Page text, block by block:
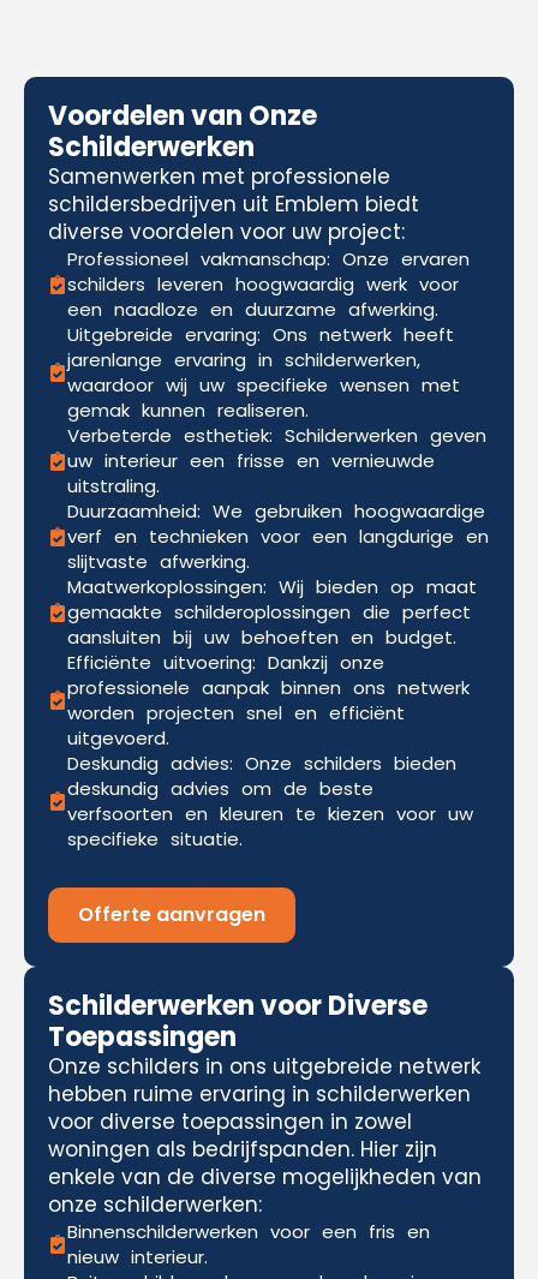
Voordelen van Onze
Schilderwerken
Samenwerken met professionele
schildersbedrijven uit Emblem biedt
diverse voordelen voor uw project:
Professioneel vakmanschap: Onze ervaren
schilders leveren hoogwaardig werk voor
een naadloze en duurzame afwerking.
Uitgebreide ervaring: Ons netwerk heeft
jarenlange ervaring in schilderwerken,
waardoor wij uw specifieke wensen met
gemak kunnen realiseren.
Verbeterde esthetiek: Schilderwerken geven
uw interieur een frisse en vernieuwde
uitstraling.
Duurzaamheid: We gebruiken hoogwaardige
verf en technieken voor een langdurige en
slijtvaste afwerking.
Maatwerkoplossingen: Wij bieden op maat
gemaakte schilderoplossingen die perfect
aansluiten bij uw behoeften en budget.
Efficiënte uitvoering: Dankzij onze
professionele aanpak binnen ons netwerk
worden projecten snel en efficiënt
uitgevoerd.
Deskundig advies: Onze schilders bieden
deskundig advies om de beste
verfsoorten en kleuren te kiezen voor uw
specifieke situatie.
Offerte aanvragen
Schilderwerken voor Diverse
Toepassingen
Onze schilders in ons uitgebreide netwerk
hebben ruime ervaring in schilderwerken
voor diverse toepassingen in zowel
woningen als bedrijfspanden. Hier zijn
enkele van de diverse mogelijkheden van
onze schilderwerken:
Binnenschilderwerken voor een fris en
nieuw interieur.